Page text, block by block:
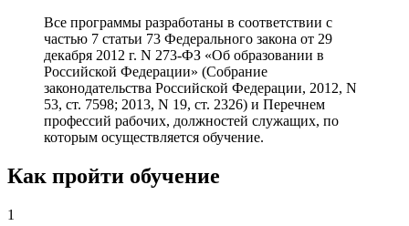
Все программы разработаны в соответствии с
частью 7 статьи 73 Федерального закона от 29
декабря 2012 г. N 273-ФЗ «Об образовании в
Российской Федерации» (Собрание
законодательства Российской Федерации, 2012, N
53, ст. 7598; 2013, N 19, ст. 2326) и Перечнем
профессий рабочих, должностей служащих, по
которым осуществляется обучение.
Как пройти обучение
1